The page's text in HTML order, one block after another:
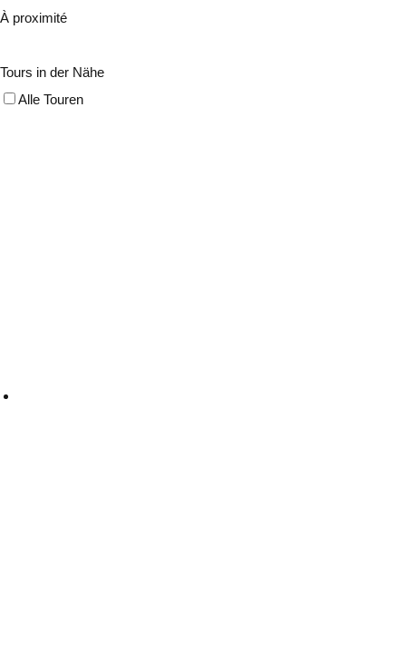
À proximité
Tours in der Nähe
Alle Touren